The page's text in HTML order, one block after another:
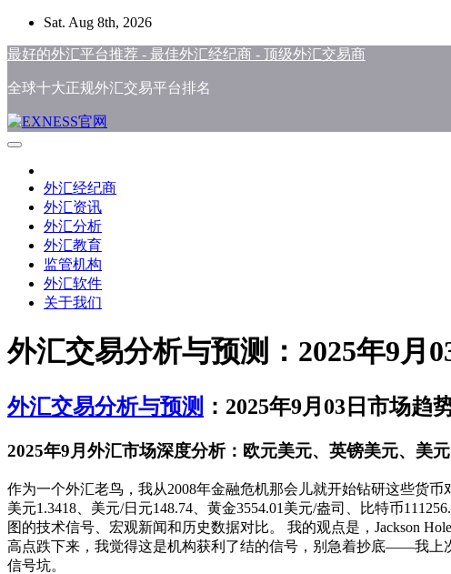
Skip
content
Sat. Aug 8th, 2026
最好的外汇平台推荐 - 最佳外汇经纪商 - 顶级外汇交易商
全球十大正规外汇交易平台排名
外汇经纪商
外汇资讯
外汇分析
外汇教育
监管机构
外汇软件
关于我们
外汇交易分析与预测：2025年9月
外汇交易分析与预测 ：2025年9月03日市场趋
2025年9月外汇市场深度分析：欧元美元、英镑美元、美
作为一个外汇老鸟，我从2008年金融危机那会儿就开始钻研这些货
美元1.3418、美元/日元148.74、黄金3554.01美元/盎司、比特币
图的技术信号、宏观新闻和历史数据对比。 我的观点是，Jackson
高点跌下来，我觉得这是机构获利了结的信号，别急着抄底——我上
信号坑。